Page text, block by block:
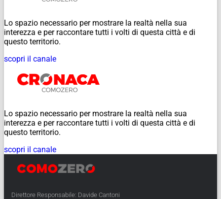
Lo spazio necessario per mostrare la realtà nella sua
interezza e per raccontare tutti i volti di questa città e di
questo territorio.
scopri il canale
Lo spazio necessario per mostrare la realtà nella sua
interezza e per raccontare tutti i volti di questa città e di
questo territorio.
scopri il canale
Direttore Responsabile: Davide Cantoni